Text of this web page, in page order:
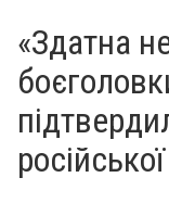
«Здатна